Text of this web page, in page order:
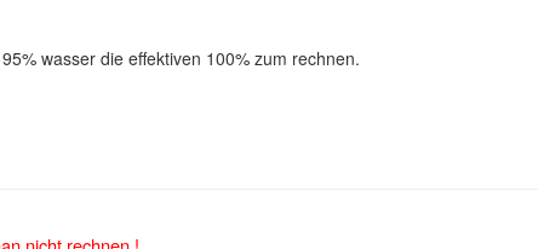
wasser die effektiven 100% zum rechnen.